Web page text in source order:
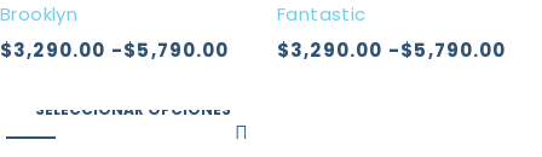
Brooklyn
$3,290.00 -$5,790.00
Fantastic
$3,290.00 -$5,790.00
SELECCIONAR OPCIONES